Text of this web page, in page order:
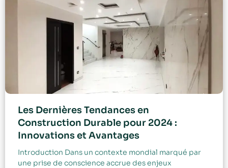
Les Dernières Tendances en
Construction Durable pour 2024 :
Innovations et Avantages
Introduction Dans un contexte mondial marqué par
une prise de conscience accrue des enjeux